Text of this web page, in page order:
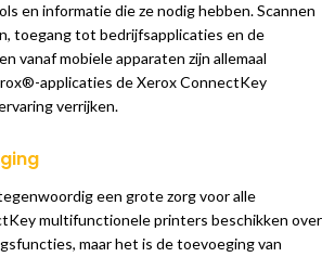
en informatie die ze nodig hebben. Scannen
toegang tot bedrijfsapplicaties en de
vanaf mobiele apparaten zijn allemaal
applicaties de Xerox ConnectKey
verrijken.
een grote zorg voor alle
multifunctionele printers beschikken over
maar het is de toevoeging van